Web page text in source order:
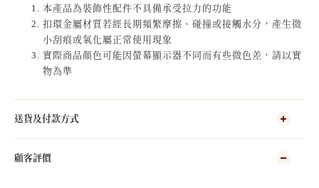
本產品為裝飾性配件不具備承受拉力的功能
扣環金屬材質若經長期頻繁摩擦、碰撞或接觸水分，產生微
小刮痕或氧化屬正常使用現象
實際商品顏色可能因螢幕顯示器不同而有些微色差，請以實
物為準
送貨及付款方式
顧客評價